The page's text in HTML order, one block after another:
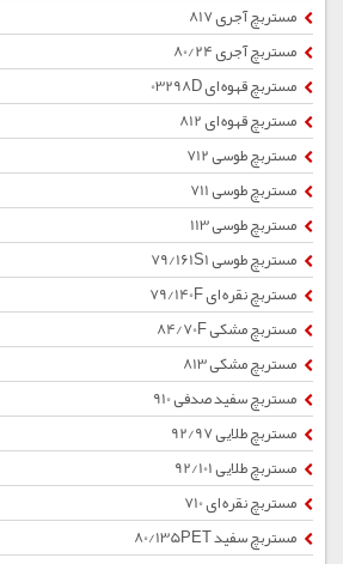
مستربچ آجری 817
مستربچ آجری 80/24
مستربچ قهوه ای 03298D
مستربچ قهوه ای 812
مستربچ طوسی 712
مستربچ طوسی 711
مستربچ طوسی 113
مستربچ طوسی 79/161S1
مستربچ نقره ای 79/140F
مستربچ مشکی 84/70F
مستربچ مشکی 813
مستربچ سفید صدفی 910
مستربچ طلایی 92/97
مستربچ طلایی 92/101
مستربچ نقره ای 710
مستربچ سفید 80/135PET